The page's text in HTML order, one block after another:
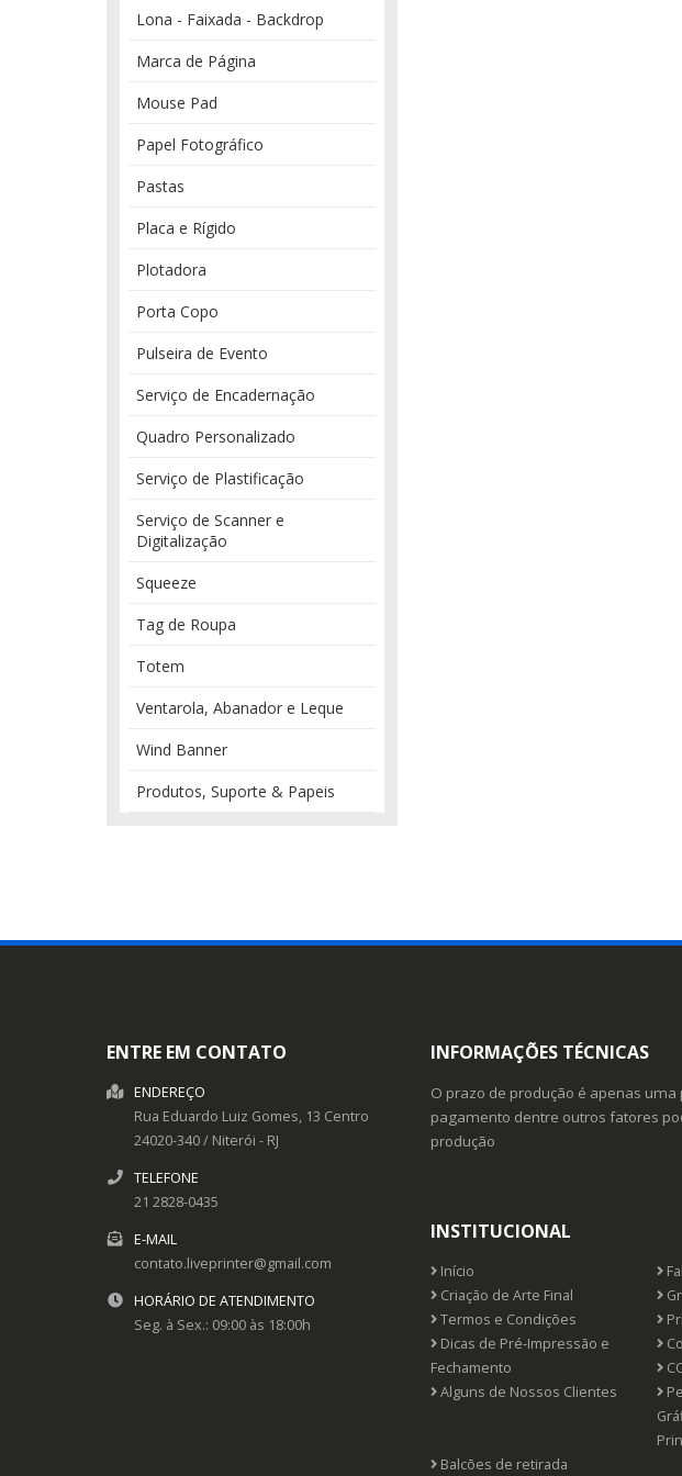
Lona - Faixada - Backdrop
Marca de Página
Mouse Pad
Papel Fotográfico
Pastas
Placa e Rígido
Plotadora
Porta Copo
Pulseira de Evento
Serviço de Encadernação
Quadro Personalizado
Serviço de Plastificação
Serviço de Scanner e
Digitalização
Squeeze
Tag de Roupa
Totem
Ventarola, Abanador e Leque
Wind Banner
Produtos, Suporte & Papeis
ENTRE EM CONTATO
ENDEREÇO
Rua Eduardo Luiz Gomes, 13 Centro
24020-340/ Niterói - RJ
TELEFONE
21 2828-0435
E-MAIL
contato.liveprinter@gmail.com
HORÁRIO DE ATENDIMENTO
Seg. à Sex.: 09:00 às 18:00h
INFORMAÇÕES TÉCNICAS
O prazo de produção é apenas uma
pagamento dentre outros fatores
produção
INSTITUCIONAL
Início
Criação de Arte Final
Termos e Condições
Dicas de Pré-Impressão e
Fechamento
Alguns de Nossos Clientes
Balcões de retirada